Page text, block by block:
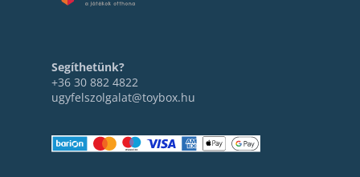
Segíthetünk?
+36 30 882 4822
ugyfelszolgalat@toybox.hu